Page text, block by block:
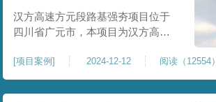
场，设备型号为ZRYG3500C，施工
作业人员按照设计严格施工。
汉方高速方元段路基强夯项目位于
四川省广元市，本项目为汉方高速
240000平方米，施工周期长，待路
基回填达到设计标高后，强夯施工
一次。我司于土方单位交叉作业。
[项目案例] 2024-12-12 阅读（12554）